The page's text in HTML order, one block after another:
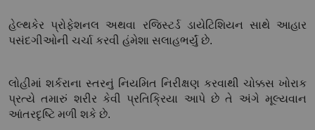
હેલ્થકેર પ્રોફેશનલ અથવા રજિસ્ટર્ડ ડાયેટિશિયન સાથે આહાર
પસંદગીઓની ચર્ચા કરવી હંમેશા સલાહભર્યું છે.
લોહીમાં શર્કરાના સ્તરનું નિયમિત નિરીક્ષણ કરવાથી ચોક્કસ ખોરાક
પ્રત્યે તમારું શરીર કેવી પ્રતિક્રિયા આપે છે તે અંગે મૂલ્યવાન
આંતરદૃષ્ટિ મળી શકે છે.